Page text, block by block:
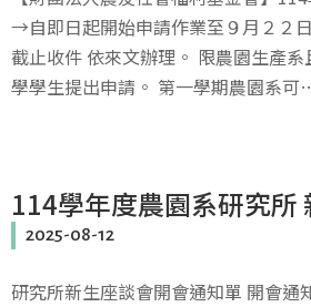
→自即日起開始申請作業至９月２２
截止收件 依來文辦理。 限農園生產
學學生提出申請。 第一學期農園系可
114學年度農園系研究所
2025-08-12
研究所新生座談會開會通知單 開會通